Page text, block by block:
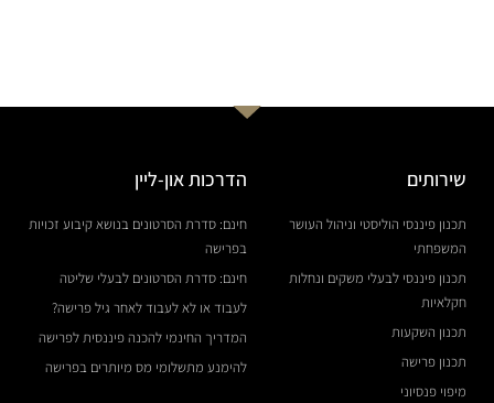
שירותים
תכנון פיננסי הוליסטי וניהול העושר
המשפחתי
תכנון פיננסי לבעלי משקים ונחלות
חקלאיות
תכנון השקעות
תכנון פרישה
מיפוי פנסיוני
הדרכות און-ליין
חינם: סדרת הסרטונים בנושא קיבוע זכויות
בפרישה
חינם: סדרת הסרטונים לבעלי שליטה
לעבוד או לא לעבוד לאחר גיל פרישה?
המדריך החינמי להכנה פיננסית לפרישה
להימנע מתשלומי מס מיותרים בפרישה